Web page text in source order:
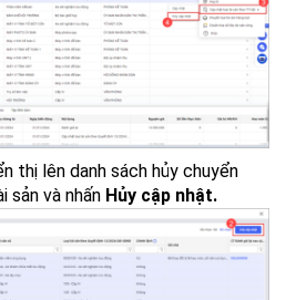
thị lên danh sách hủy chuyển
sản và nhấn Hủy cập nhật.